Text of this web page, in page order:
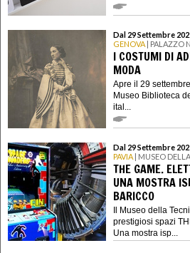
Dal 29 Settembre
GENOVA | PALAZZO
I COSTUMI DI
MODA
Apre il 29
Museo Biblioteca
ital...
Dal 29 Settembre
PAVIA | MUSEO
THE GAME.
UNA MOSTRA
BARICCO
Il Museo della
prestigiosi spazi
Una mostra isp...